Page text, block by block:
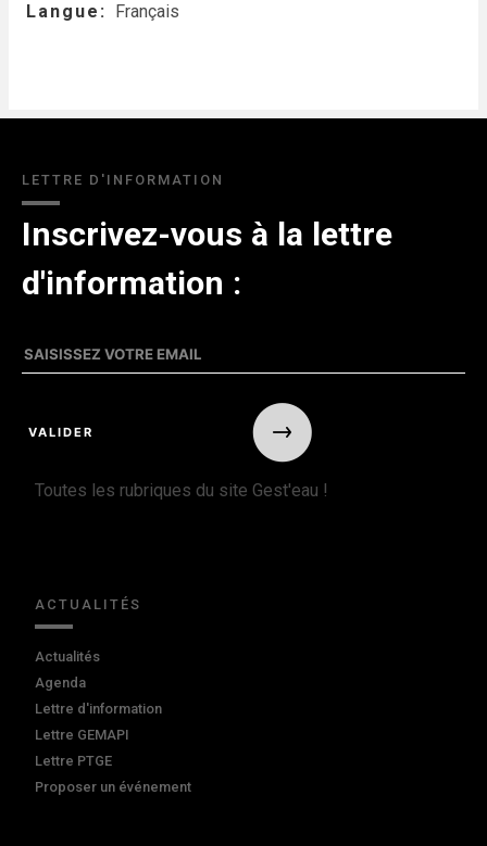
Langue Français
LETTRE D'INFORMATION
Inscrivez-vous à la lettre
d'information :
Toutes les rubriques du site Gest'eau !
ACTUALITÉS
Actualités
Agenda
Lettre d'information
Lettre GEMAPI
Lettre PTGE
Proposer un événement